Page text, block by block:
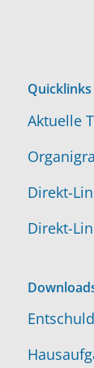
Quicklinks
Aktuelle
Direkt-
Direkt-